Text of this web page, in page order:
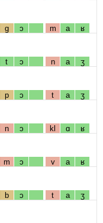
g ɔ m a ʁ
t ɔ n a ʒ
p ɔ t a ʒ
n ɔ kl ɑ ʁ
m ɔ v a ʁ
b ɔ t a ʒ